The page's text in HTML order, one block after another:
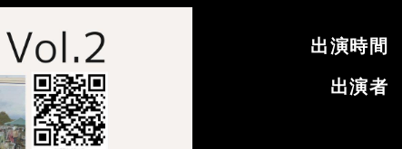
出演時間
出演者